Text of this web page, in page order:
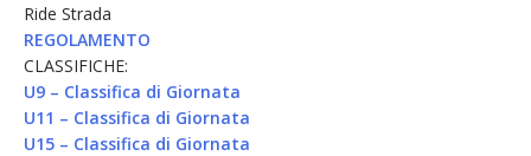
Ride Strada
REGOLAMENTO
CLASSIFICHE:
U9 – Classifica di Giornata
U11 – Classifica di Giornata
U15 – Classifica di Giornata